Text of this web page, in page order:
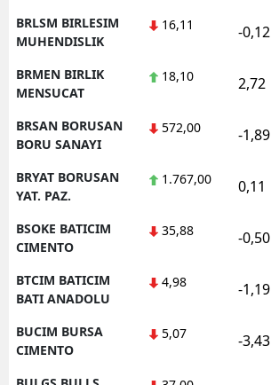
BRLSM BIRLESIM
MUHENDISLIK
16,11 -0,12
BRMEN BIRLIK
MENSUCAT
18,10 2,72
BRSAN BORUSAN
BORU SANAYI
572,00 -1,89
BRYAT BORUSAN
YAT. PAZ.
1.767,00 0,11
BSOKE BATICIM
CIMENTO
35,88 -0,50
BTCIM BATICIM
BATI ANADOLU
4,98 -1,19
BUCIM BURSA
CIMENTO
5,07 -3,43